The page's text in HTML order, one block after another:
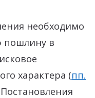
необходимо
пошлину в
характера (пп.
Постановления